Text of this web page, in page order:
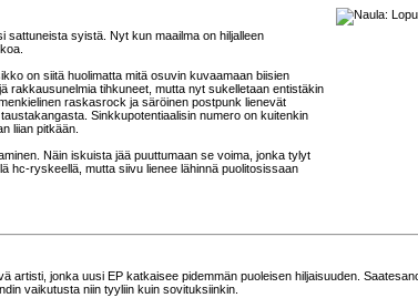
sattuneista syistä. Nyt kun maailma on hiljalleen
on siitä huolimatta mitä osuvin kuvaamaan biisien
rakkausunelmia tihkuneet, mutta nyt sukelletaan entistäkin
raskasrock ja säröinen postpunk lienevät
Sinkkupotentiaalisin numero on kuitenkin
liian pitkään.
Näin iskuista jää puuttumaan se voima, jonka tylyt
hc-ryskeellä, mutta siivu lienee lähinnä puolitosissaan
artisti, jonka uusi EP katkaisee pidemmän puoleisen hiljaisuuden.
vaikutusta niin tyyliin kuin sovituksiinkin.